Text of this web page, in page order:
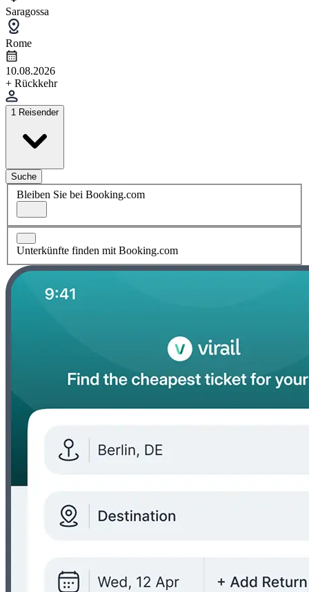
Saragossa
Rome
10.08.2026
+ Rückkehr
1 Reisender
Suche
Bleiben Sie bei Booking.com
Unterkünfte finden mit Booking.com